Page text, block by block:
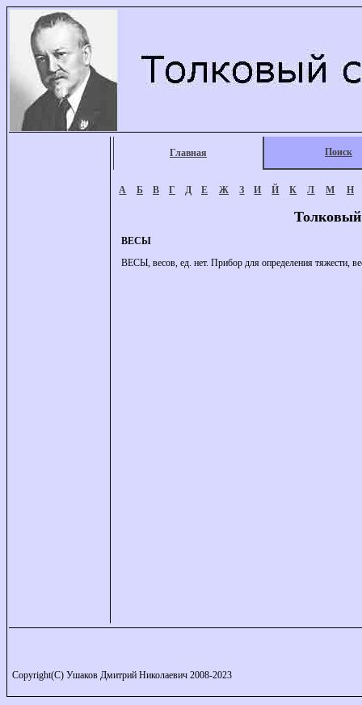
Главная Поиск
А Б В Г Д Е Ж З И Й К Л М Н
ВЕСЫ
ВЕСЫ, весов, ед. нет. Прибор для определения тяжести,
Copyright(C) Ушаков Дмитрий Николаевич 2008-2023